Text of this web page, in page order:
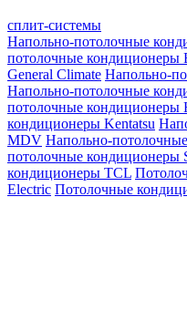
сплит-системы
Напольно-потолочные
потолочные кондиционеры
General Climate Напольно-
Напольно-потолочные
потолочные кондиционеры
кондиционеры Kentatsu
MDV Напольно-
потолочные кондиционеры
кондиционеры TCL
Electric Потолочные